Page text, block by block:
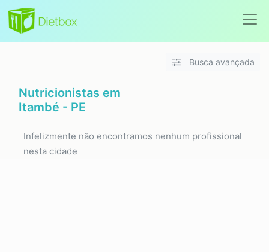
Busca avançada
Nutricionistas em
Itambé - PE
Infelizmente não encontramos nenhum profissional
nesta cidade